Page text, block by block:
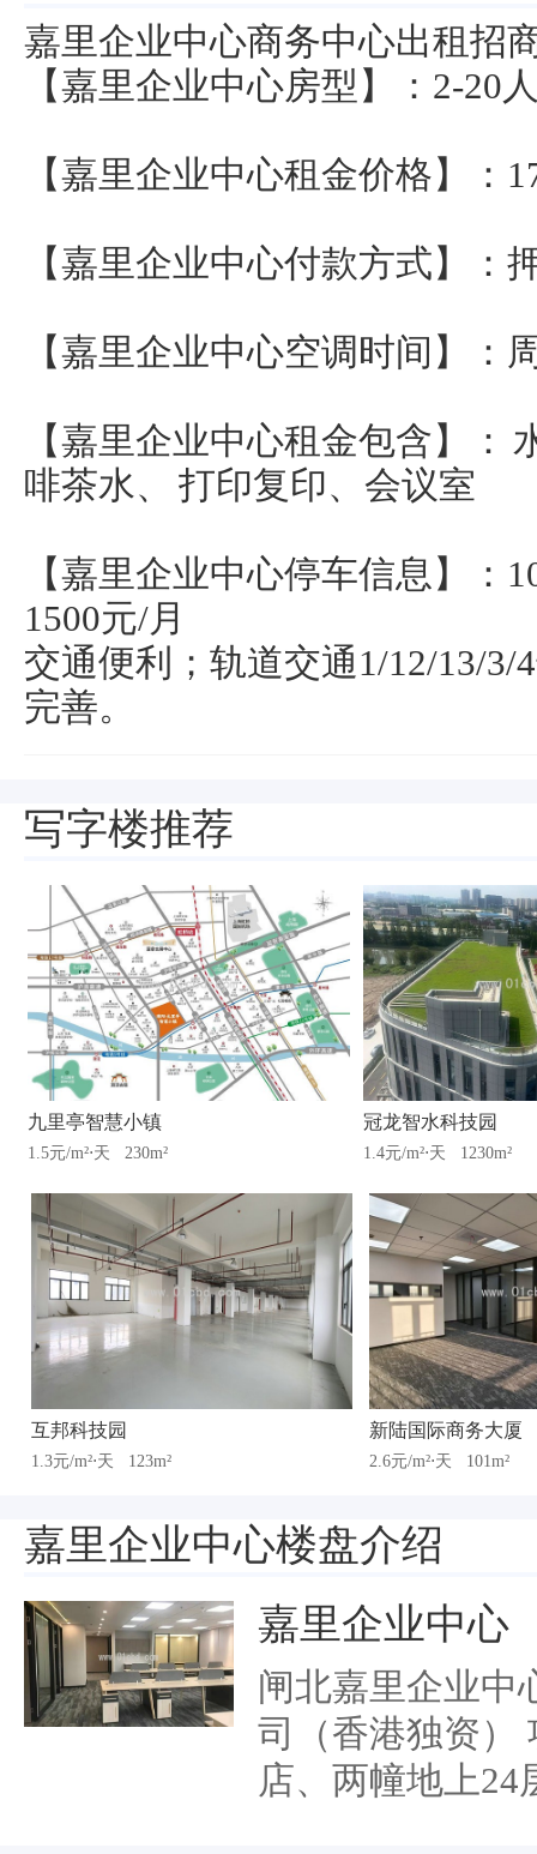
嘉里企业中心商务中心出租招
【嘉里企业中心房型】：2-20
【嘉里企业中心租金价格】：
【嘉里企业中心付款方式】：
【嘉里企业中心空调时间】：
【嘉里企业中心租金包含】：
啡茶水、 打印复印、会议室
【嘉里企业中心停车信息】：
1500元/月
交通便利；轨道交通1/12/13/
完善。
写字楼推荐
九里亭智慧小镇
1.5元/m²⋅天 230m²
冠龙智水科技园
1.4元/m²⋅天 1230m²
互邦科技园
1.3元/m²⋅天 123m²
新陆国际商务大厦
2.6元/m²⋅天 101m²
嘉里企业中心楼盘介绍
嘉里企业中心
闸北嘉里企业中
司（香港独资）
店、两幢地上24